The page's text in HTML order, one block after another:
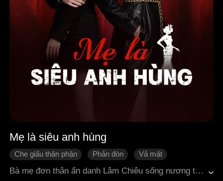
Mẹ là siêu anh hùng
Che giấu thân phận Phản đòn
Vả mặt
Tình cảm gia đình
Chiến thần
Bà mẹ đơn thân ẩn danh Lâm Chiêu sống nương tựa cùng con gái Lâm Vãn Tinh. Sự xuất hiện của Cố Viễn Xuyên, chiến tôn uy danh thiên hạ, đã vén lên bí mật về quá khứ "vũ khí mạnh nhất loài người" của cô. Khi Hứa Trạch Ngôn, con trai Tổng đốc, tàn nhẫn làm tổn thương Lâm Vãn Tinh, cơn thịnh nộ của một người mẹ cuối cùng cũng bùng nổ. Lâm Chiêu ra tay trả thù thay con bằng phương thức mạnh mẽ, nhưng điều đó cũng khiến cô trở thành mục tiêu trả đũa điên cuồng của nhà họ Hứa và thế lực đứng sau họ,Thiên Nam Vương Hạ Hoài. Điều gây chấn động hơn là: Hạ Hoài chính là cha ruột của Lâm Vãn Tinh. Trong buổi livestream trước toàn dân, Lâm Vãn Tinh dũng cảm đứng ra tố cáo tội ác của cha ruột.Cuối cùng, dưới sự bảo vệ của Cố Viễn Xuyên, mẹ con Lâm Chiêu đã hoàn toàn phá tan mọi âm mưu và đón nhận một cuộc sống mới.